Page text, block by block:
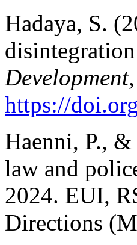
Hadaya, S.
Development
https://
Haenni, P.,
law and
2024. EUI,
Directions